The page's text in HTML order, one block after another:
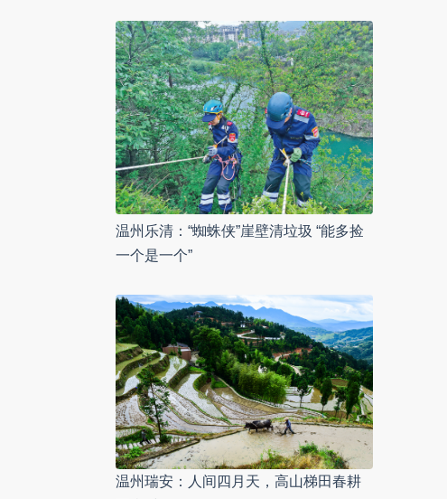
温州乐清：“蜘蛛侠”崖壁清垃圾 “能多捡
一个是一个”
温州瑞安：人间四月天，高山梯田春耕